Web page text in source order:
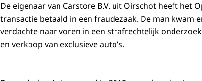
De eigenaar van Carstore B.V. uit Oirschot heeft het
transactie betaald in een fraudezaak. De man kwam
verdachte naar voren in een strafrechtelijk
en verkoop van exclusieve auto’s.